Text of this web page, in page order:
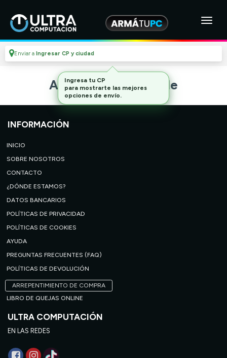
Enviar a Ingresar CP y ciudad
Artículo no disponible
INFORMACIÓN
INICIO
SOBRE NOSOTROS
CONTACTO
¿DÓNDE ESTAMOS?
DATOS BANCARIOS
POLÍTICAS DE PRIVACIDAD
POLÍTICAS DE COOKIES
AYUDA
PREGUNTAS FRECUENTES (FAQ)
POLÍTICAS DE DEVOLUCIÓN
ARREPENTIMIENTO DE COMPRA
LIBRO DE QUEJAS ONLINE
ULTRA COMPUTACIÓN
EN LAS REDES
Ingresa tu CP
para mostrarte las mejores
opciones de envío.